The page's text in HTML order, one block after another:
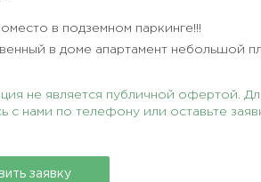
в подземном паркинге!!!
в доме апартамент небольшой
не является публичной офертой.
с нами по телефону или оставьте
заявку